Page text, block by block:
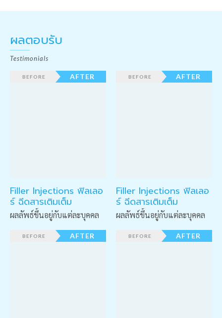
ผลตอบรับ
Testimonials
Filler Injections ฟิลเลอ
ร์ ฉีดสารเติมเต็ม
ผลลัพธ์ขึ้นอยู่กับแต่ละบุคคล
Filler Injections ฟิลเลอ
ร์ ฉีดสารเติมเต็ม
ผลลัพธ์ขึ้นอยู่กับแต่ละบุคคล